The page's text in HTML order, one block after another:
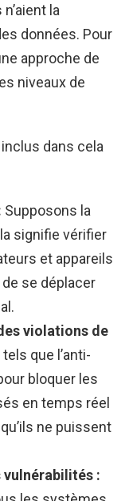
la
données. Pour
approche de
niveaux de
dans cela
Supposons la
signifie vérifier
et appareils
se déplacer
violations de
que l’anti-
bloquer les
en temps réel
ne puissent
: